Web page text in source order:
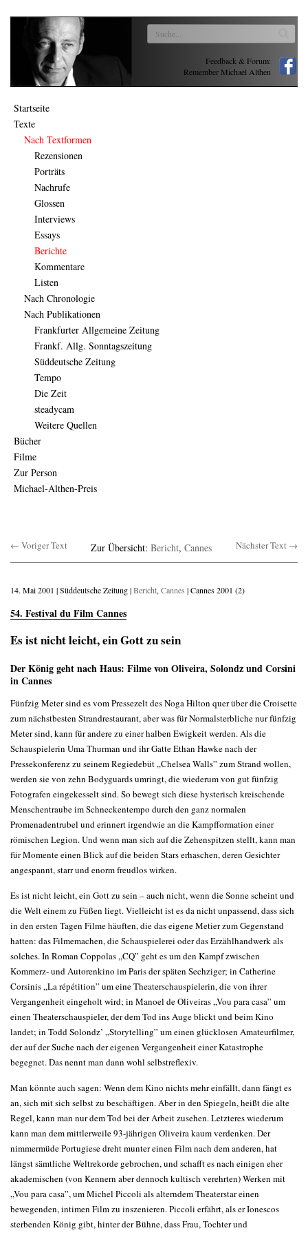
Feedback & Forum:
Remember Michael Althen
Startseite
Texte
Nach Textformen
Rezensionen
Porträts
Nachrufe
Glossen
Interviews
Essays
Berichte
Kommentare
Listen
Nach Chronologie
Nach Publikationen
Frankfurter Allgemeine Zeitung
Frankf. Allg. Sonntagszeitung
Süddeutsche Zeitung
Tempo
Die Zeit
steadycam
Weitere Quellen
Bücher
Filme
Zur Person
Michael-Althen-Preis
← Voriger Text Zur Übersicht: Bericht, Cannes Nächster Text →
14. Mai 2001 | Süddeutsche Zeitung |Bericht, Cannes | Cannes 2001 (2)
54. Festival du Film Cannes
Es ist nicht leicht, ein Gott zu sein
Der König geht nach Haus: Filme von Oliveira, Solondz und Corsini
in Cannes
Fünfzig Meter sind es vom Pressezelt des Noga Hilton quer über die Croisette
zum nächstbesten Strandrestaurant, aber was für Normalsterbliche nur fünfzig
Meter sind, kann für andere zu einer halben Ewigkeit werden. Als die
Schauspielerin Uma Thurman und ihr Gatte Ethan Hawke nach der
Pressekonferenz zu seinem Regiedebüt „Chelsea Walls” zum Strand wollen,
werden sie von zehn Bodyguards umringt, die wiederum von gut fünfzig
Fotografen eingekesselt sind. So bewegt sich diese hysterisch kreischende
Menschentraube im Schneckentempo durch den ganz normalen
Promenadentrubel und erinnert irgendwie an die Kampfformation einer
römischen Legion. Und wenn man sich auf die Zehenspitzen stellt, kann man
für Momente einen Blick auf die beiden Stars erhaschen, deren Gesichter
angespannt, starr und enorm freudlos wirken.
Es ist nicht leicht, ein Gott zu sein – auch nicht, wenn die Sonne scheint und
die Welt einem zu Füßen liegt. Vielleicht ist es da nicht unpassend, dass sich
in den ersten Tagen Filme häuften, die das eigene Metier zum Gegenstand
hatten: das Filmemachen, die Schauspielerei oder das Erzählhandwerk als
solches. In Roman Coppolas „CQ” geht es um den Kampf zwischen
Kommerz- und Autorenkino im Paris der späten Sechziger; in Catherine
Corsinis „La répétition” um eine Theaterschauspielerin, die von ihrer
Vergangenheit eingeholt wird; in Manoel de Oliveiras „Vou para casa” um
einen Theaterschauspieler, der dem Tod ins Auge blickt und beim Kino
landet; in Todd Solondz’ „Storytelling” um einen glücklosen Amateurfilmer,
der auf der Suche nach der eigenen Vergangenheit einer Katastrophe
begegnet. Das nennt man dann wohl selbstreflexiv.
Man könnte auch sagen: Wenn dem Kino nichts mehr einfällt, dann fängt es
an, sich mit sich selbst zu beschäftigen. Aber in den Spiegeln, heißt die alte
Regel, kann man nur dem Tod bei der Arbeit zusehen. Letzteres wiederum
kann man dem mittlerweile 93-jährigen Oliveira kaum verdenken. Der
nimmermüde Portugiese dreht munter einen Film nach dem anderen, hat
längst sämtliche Weltrekorde gebrochen, und schafft es nach einigen eher
akademischen (von Kennern aber dennoch kultisch verehrten) Werken mit
„Vou para casa”, um Michel Piccoli als alterndem Theaterstar einen
bewegenden, intimen Film zu inszenieren. Piccoli erfährt, als er Ionescos
sterbenden König gibt, hinter der Bühne, dass Frau, Tochter und